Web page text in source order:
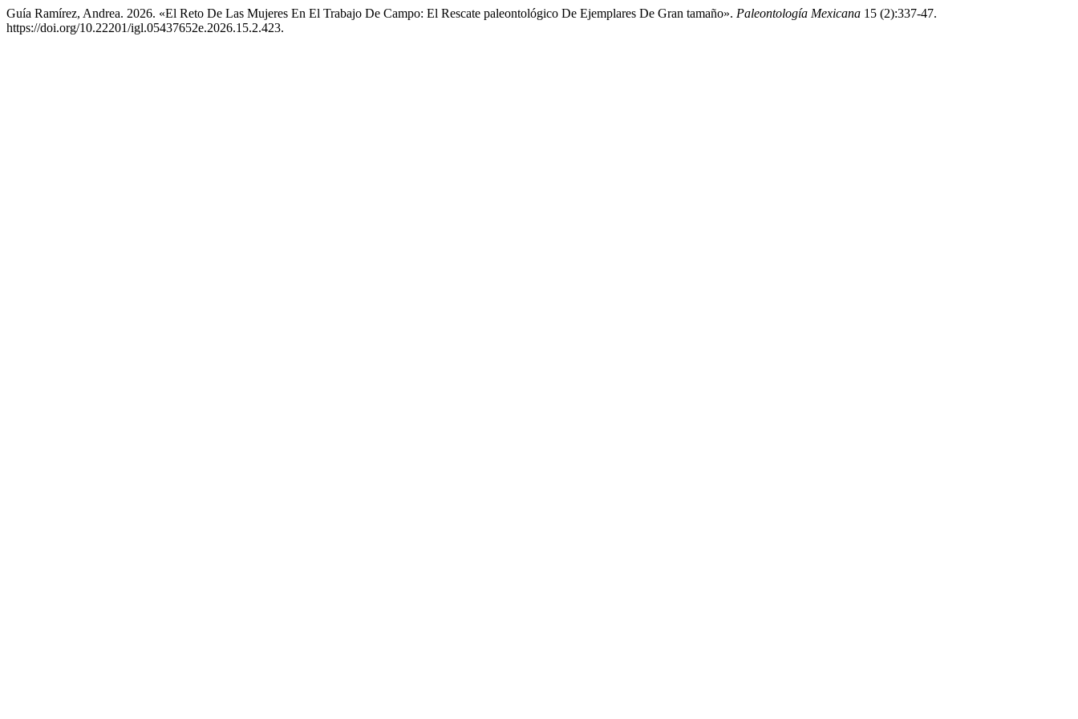
Guía Ramírez, Andrea. 2026. «El Reto De Las Mujeres En El Trabajo De Campo: El Rescate paleontológico De Ejemplares De Gran tamaño». Paleontología Mexicana 15 (2):337-47.
https://doi.org/10.22201/igl.05437652e.2026.15.2.423.